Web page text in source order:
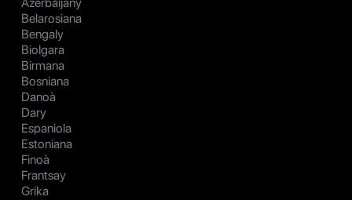
Belarosiana
Bengaly
Biolgara
Birmana
Bosniana
Danoà
Dary
Espaniola
Estoniana
Finoà
Frantsay
Grika